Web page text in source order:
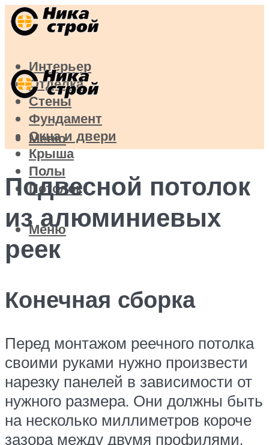
Интерьер
Отделка
Стены
Фундамент
Окна и двери
Крыша
Полы
Потолок
Меню
Меню
Подвесной потолок
из алюминиевых
реек
Конечная сборка
Перед монтажом реечного потолка
своими руками нужно произвести
нарезку панелей в зависимости от
нужного размера. Они должны быть
на несколько миллиметров короче
зазора между двумя профилями,